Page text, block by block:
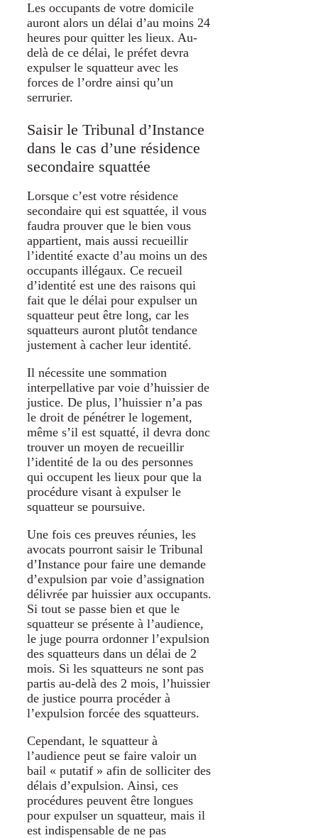
Les occupants de votre domicile
auront alors un délai d’au moins 24
heures pour quitter les lieux. Au-
delà de ce délai, le préfet devra
expulser le squatteur avec les
forces de l’ordre ainsi qu’un
serrurier.
Saisir le Tribunal d’Instance
dans le cas d’une résidence
secondaire squattée
Lorsque c’est votre résidence
secondaire qui est squattée, il vous
faudra prouver que le bien vous
appartient, mais aussi recueillir
l’identité exacte d’au moins un des
occupants illégaux. Ce recueil
d’identité est une des raisons qui
fait que le délai pour expulser un
squatteur peut être long, car les
squatteurs auront plutôt tendance
justement à cacher leur identité.
Il nécessite une sommation
interpellative par voie d’huissier de
justice. De plus, l’huissier n’a pas
le droit de pénétrer le logement,
même s’il est squatté, il devra donc
trouver un moyen de recueillir
l’identité de la ou des personnes
qui occupent les lieux pour que la
procédure visant à expulser le
squatteur se poursuive.
Une fois ces preuves réunies, les
avocats pourront saisir le Tribunal
d’Instance pour faire une demande
d’expulsion par voie d’assignation
délivrée par huissier aux occupants.
Si tout se passe bien et que le
squatteur se présente à l’audience,
le juge pourra ordonner l’expulsion
des squatteurs dans un délai de 2
mois. Si les squatteurs ne sont pas
partis au-delà des 2 mois, l’huissier
de justice pourra procéder à
l’expulsion forcée des squatteurs.
Cependant, le squatteur à
l’audience peut se faire valoir un
bail « putatif » afin de solliciter des
délais d’expulsion. Ainsi, ces
procédures peuvent être longues
pour expulser un squatteur, mais il
est indispensable de ne pas